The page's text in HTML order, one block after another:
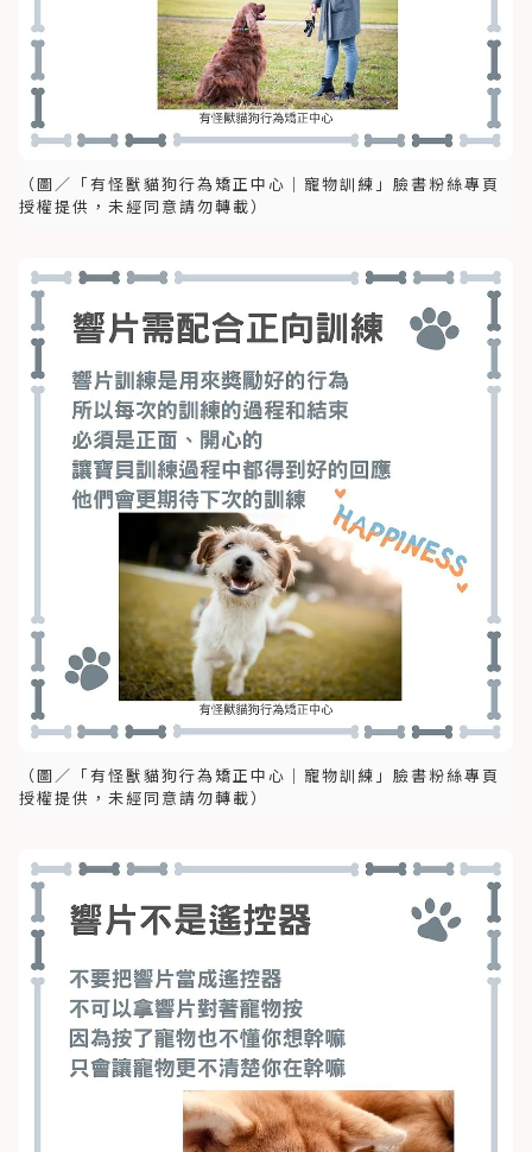
（圖／「有怪獸貓狗行為矯正中心｜寵物訓練」臉書粉絲專頁
授權提供，未經同意請勿轉載）
（圖／「有怪獸貓狗行為矯正中心｜寵物訓練」臉書粉絲專頁
授權提供，未經同意請勿轉載）